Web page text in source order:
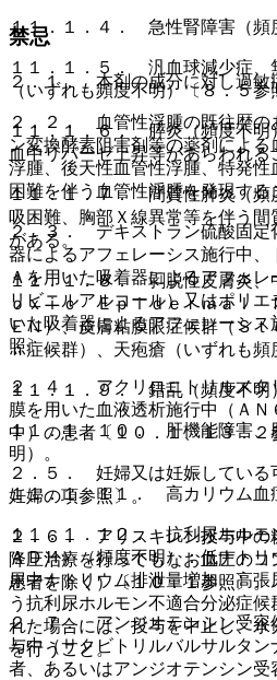
禁忌
２．１． 本剤の成分に対し過敏
２．２． 血管性浮腫の既往歴の
ン変換酵素阻害剤等の薬剤によ
浮腫、後天性血管性浮腫、特発
困難を伴う血管性浮腫を発現する
２．３． デキストラン硫酸固定
器によるアフェレーシス施行中、
Ａを用いた吸着器によるアフェ
リビニルアルコール）又はポリ
いた吸着器によるアフェレーシ
照〕。
２．４． アクリロニトリルメタ
膜を用いた血液透析施行中（Ａ
中）の患者〔１０．１、１３．２
２．５． 妊婦又は妊娠している
妊婦の項参照〕。
２．６． アリスキレン投与中の
降圧治療を行ってもなお血圧の
患者を除く）〔１０．１参照〕。
２．７． アンジオテンシン受容
与中（サクビトリルバルサルタン
者、あるいはアンジオテンシン
１１．１．４． 急性腎障害（頻
１１．１．５． 汎血球減少症、
（いずれも頻度不明）〔８．５参
１１．１．６． 膵炎（頻度不明
血中リパーゼ上昇等があらわれる
１１．１．７． 間質性肺炎（頻
吸困難、胸部Ｘ線異常等を伴う間
がある。
１１．１．８． 剥脱性皮膚炎、
ｏｘｉｃ Ｅｐｉｄｅｒｍａｌ
ＥＮ）、皮膚粘膜眼症候群（Ｓ
ｎ症候群）、天疱瘡（いずれも頻
１１．１．９． 錯乱（頻度不明
１１．１．１０． 肝機能障害、
明）。
１１．１．１１． 高カリウム血
１１．１．１２． 抗利尿ホルモ
ＡＤＨ）（頻度不明）：低ナト
尿中ナトリウム排泄量増加、高
う抗利尿ホルモン不適合分泌症
れた場合には、投与を中止し、
を行うこと。